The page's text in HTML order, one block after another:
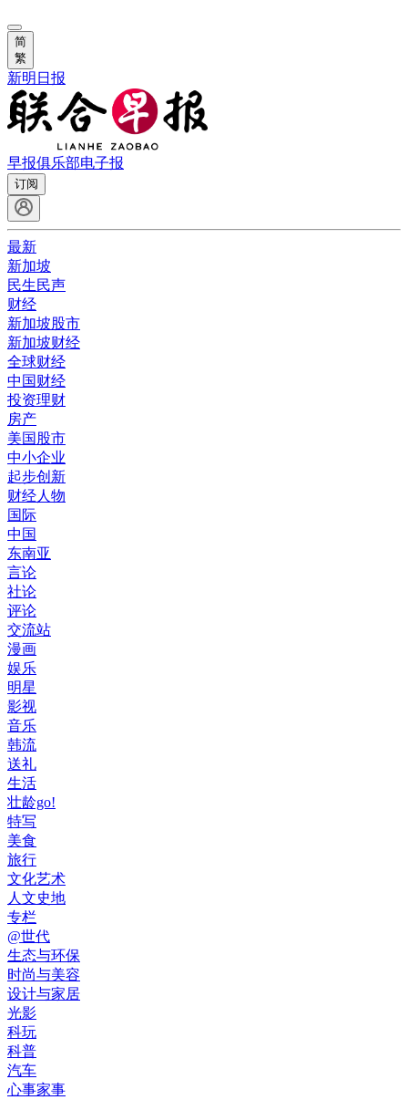
简
繁
新明日报
早报俱乐部电子报
订阅
最新
新加坡
民生民声
财经
新加坡股市
新加坡财经
全球财经
中国财经
投资理财
房产
美国股市
中小企业
起步创新
财经人物
国际
中国
东南亚
言论
社论
评论
交流站
漫画
娱乐
明星
影视
音乐
韩流
送礼
生活
壮龄go!
特写
美食
旅行
文化艺术
人文史地
专栏
@世代
生态与环保
时尚与美容
设计与家居
光影
科玩
科普
汽车
心事家事